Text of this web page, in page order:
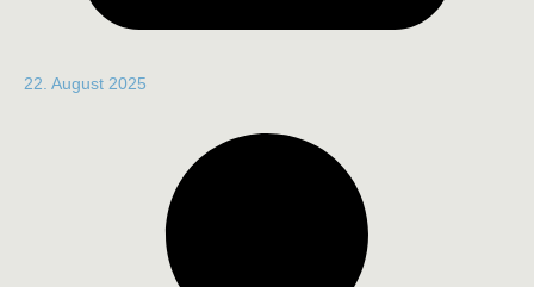
22. August 2025